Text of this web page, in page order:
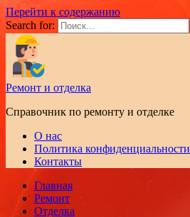
Перейти к содержанию
Search for:
Ремонт и отделка
Справочник по ремонту и отделке
О нас
Политика конфиденциальности
Контакты
Главная
Ремонт
Отделка